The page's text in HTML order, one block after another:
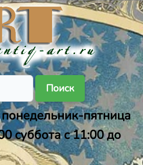
Поиск
пятница
суббота с 11:00 до